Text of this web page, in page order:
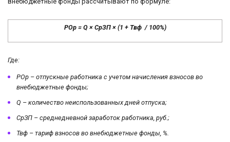
РОр = Q × СрЗП × (1 + Твф / 100%)
Где:
РОр – отпускные работника с учетом начисления взносов во
внебюджетные фонды;
Q – количество неиспользованных дней отпуска;
СрЗП – среднедневной заработок работника, руб.;
Твф – тариф взносов во внебюджетные фонды, %.